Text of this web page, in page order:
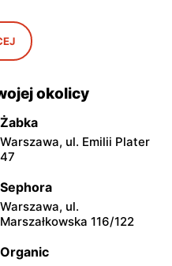
Żabka
Warszawa, ul. Grzybowska
5
Żabka
Warszawa, ul. Żurawia 18
Żabka
104
Żabka
okolicy
Żabka
Warszawa, ul. Emilii Plater
47
Sephora
Warszawa, ul.
Marszałkowska 116/122
Organic